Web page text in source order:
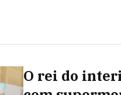
O rei do